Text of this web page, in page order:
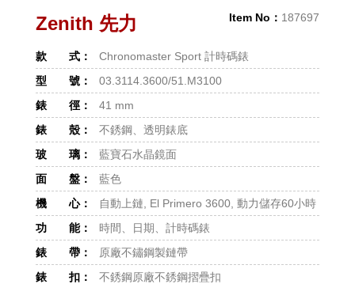
歡迎加 LINE , ID : @ttwatches
Item No： 187697
Zenith 先力
款 式：
Chronomaster Sport 計時碼錶
型 號：
03.3114.3600/51.M3100
錶 徑：
41 mm
錶 殼：
不銹鋼、透明錶底
玻 璃：
藍寶石水晶鏡面
面 盤：
藍色
機 心：
自動上鏈, El Primero 3600, 動力儲存60小時
功 能：
時間、日期、計時碼錶
錶 帶：
原廠不鏽鋼製鏈帶
錶 扣：
不銹鋼原廠不銹鋼摺疊扣